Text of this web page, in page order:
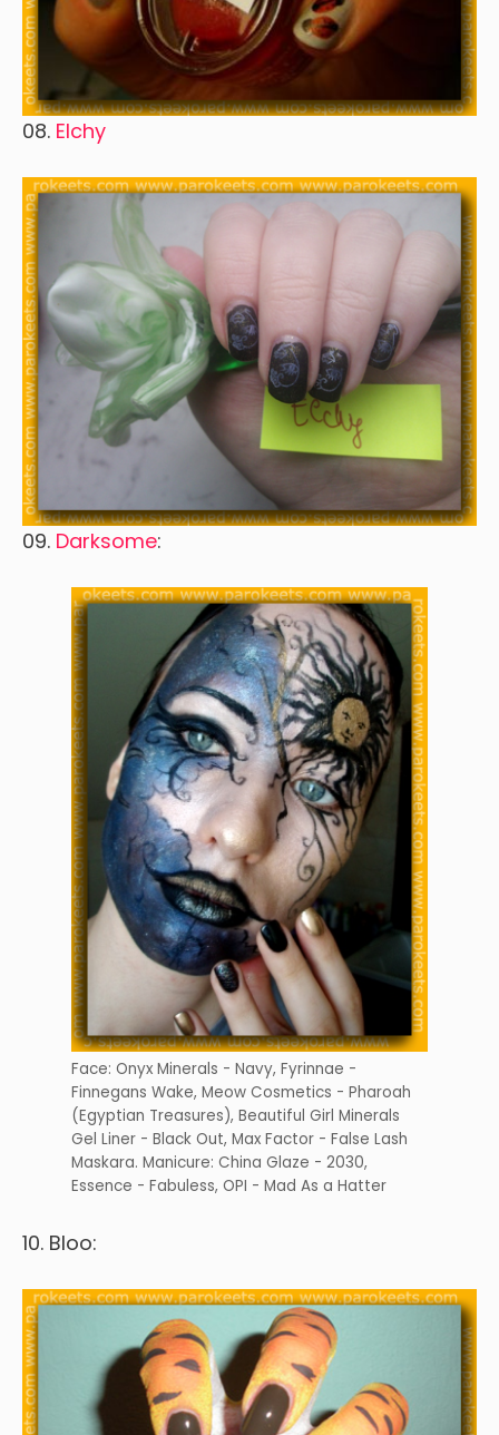
08. Elchy
09. Darksome:
Face: Onyx Minerals - Navy, Fyrinnae -
Finnegans Wake, Meow Cosmetics - Pharoah
(Egyptian Treasures), Beautiful Girl Minerals
Gel Liner - Black Out, Max Factor - False Lash
Maskara. Manicure: China Glaze - 2030,
Essence - Fabuless, OPI - Mad As a Hatter
10. Bloo: